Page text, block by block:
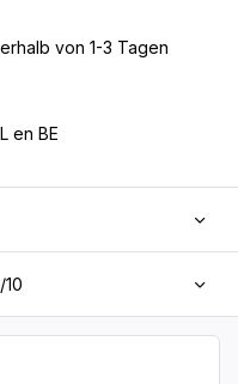
von 1-3 Tagen
en BE